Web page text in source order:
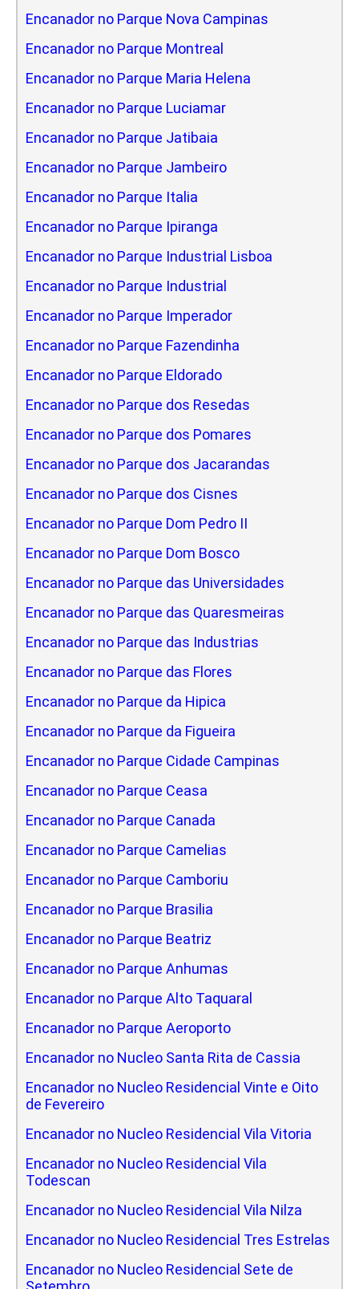
Encanador no Parque Nova Campinas
Encanador no Parque Montreal
Encanador no Parque Maria Helena
Encanador no Parque Luciamar
Encanador no Parque Jatibaia
Encanador no Parque Jambeiro
Encanador no Parque Italia
Encanador no Parque Ipiranga
Encanador no Parque Industrial Lisboa
Encanador no Parque Industrial
Encanador no Parque Imperador
Encanador no Parque Fazendinha
Encanador no Parque Eldorado
Encanador no Parque dos Resedas
Encanador no Parque dos Pomares
Encanador no Parque dos Jacarandas
Encanador no Parque dos Cisnes
Encanador no Parque Dom Pedro II
Encanador no Parque Dom Bosco
Encanador no Parque das Universidades
Encanador no Parque das Quaresmeiras
Encanador no Parque das Industrias
Encanador no Parque das Flores
Encanador no Parque da Hipica
Encanador no Parque da Figueira
Encanador no Parque Cidade Campinas
Encanador no Parque Ceasa
Encanador no Parque Canada
Encanador no Parque Camelias
Encanador no Parque Camboriu
Encanador no Parque Brasilia
Encanador no Parque Beatriz
Encanador no Parque Anhumas
Encanador no Parque Alto Taquaral
Encanador no Parque Aeroporto
Encanador no Nucleo Santa Rita de Cassia
Encanador no Nucleo Residencial Vinte e Oito
de Fevereiro
Encanador no Nucleo Residencial Vila Vitoria
Encanador no Nucleo Residencial Vila
Todescan
Encanador no Nucleo Residencial Vila Nilza
Encanador no Nucleo Residencial Tres Estrelas
Encanador no Nucleo Residencial Sete de